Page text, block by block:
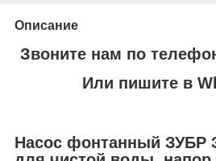
Описание
Звоните нам по
Или пишите в
Насос фонтанный ЗУБР